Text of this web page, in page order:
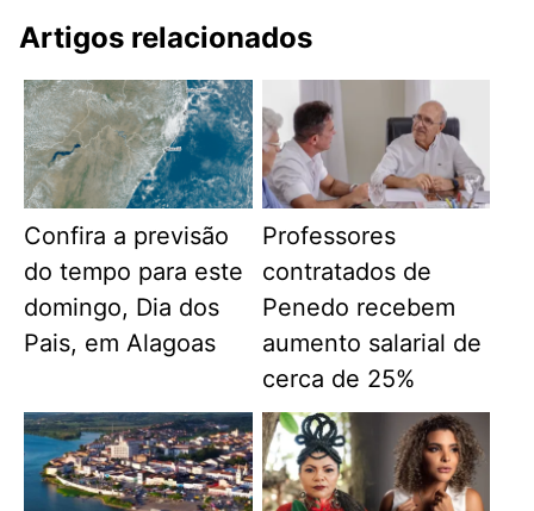
Artigos relacionados
Confira a previsão
do tempo para este
domingo, Dia dos
Pais, em Alagoas
Professores
contratados de
Penedo recebem
aumento salarial de
cerca de 25%